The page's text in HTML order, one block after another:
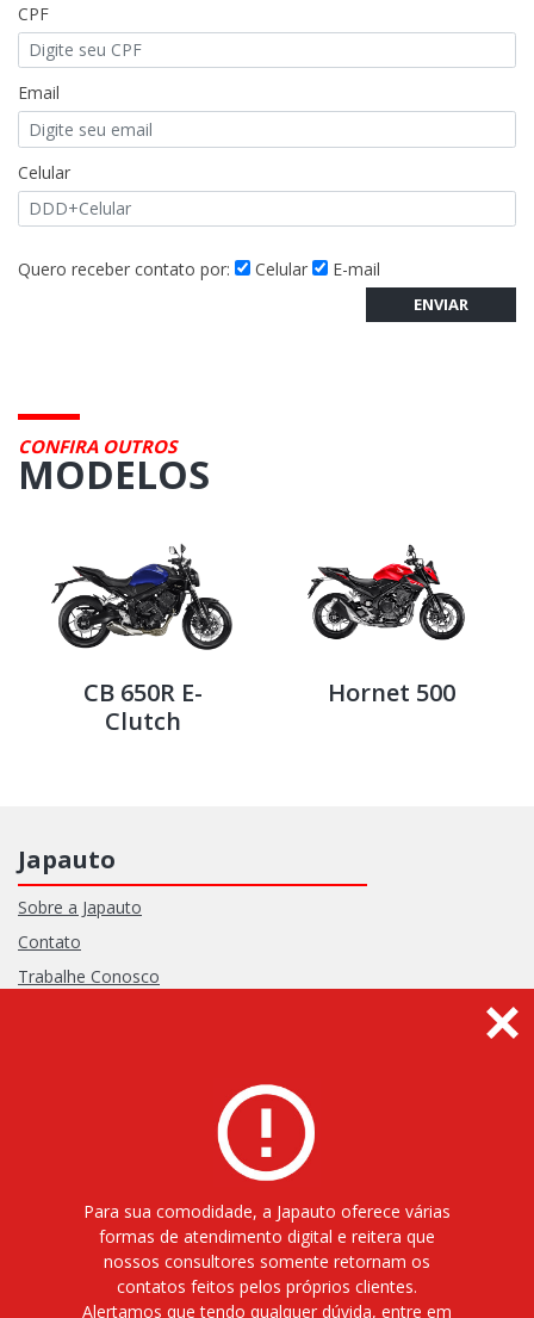
CPF
Email
Celular
Quero receber contato por: Celular E-mail
ENVIAR
CONFIRA OUTROS
MODELOS
CB 650R E-
Clutch
Hornet 500
Japauto
Sobre a Japauto
Contato
Trabalhe Conosco
Receba informativos
Para sua comodidade, a Japauto oferece várias
formas de atendimento digital e reitera que
nossos consultores somente retornam os
contatos feitos pelos próprios clientes.
Alertamos que tendo qualquer dúvida, entre em